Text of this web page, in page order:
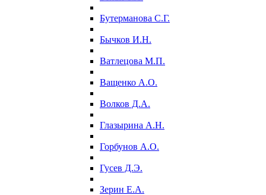
Бутерманова С.Г.
Бычков И.Н.
Ватлецова М.П.
Ващенко А.О.
Волков Д.А.
Глазырина А.Н.
Горбунов А.О.
Гусев Д.Э.
Зерин Е.А.